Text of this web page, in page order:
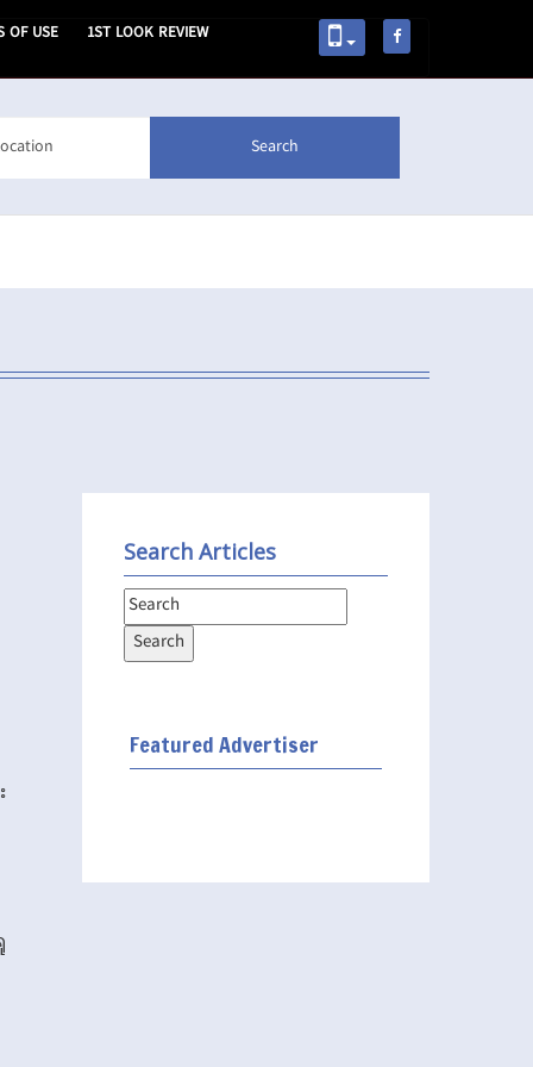
OF USE 1ST LOOK REVIEW
Search
Search Articles
Featured Advertiser